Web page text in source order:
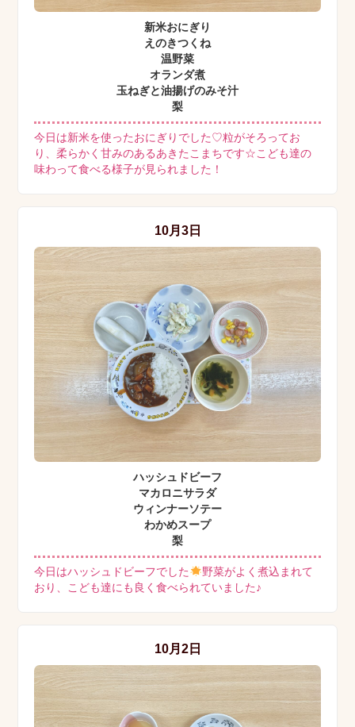
新米おにぎり
えのきつくね
温野菜
オランダ煮
玉ねぎと油揚げのみそ汁
梨
今日は新米を使ったおにぎりでした♡粒がそろってお
り、柔らかく甘みのあるあきたこまちです☆こども達の
味わって食べる様子が見られました！
10月3日
ハッシュドビーフ
マカロニサラダ
ウィンナーソテー
わかめスープ
梨
今日はハッシュドビーフでした
野菜がよく煮込まれて
おり、こども達にも良く食べられていました♪
10月2日